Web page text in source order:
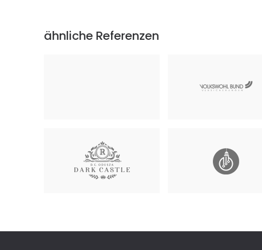
ähnliche Referenzen
Deutschland GmbH
Mai 2025